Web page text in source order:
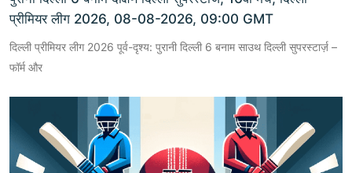
प्रीमियर लीग 2026, 08-08-2026, 09:00 GMT
दिल्ली प्रीमियर लीग 2026 पूर्व-दृश्य: पुरानी दिल्ली 6 बनाम साउथ दिल्ली सुपरस्टार्ज़ –
फॉर्म और